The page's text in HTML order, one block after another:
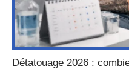
Détatouage 2026 :